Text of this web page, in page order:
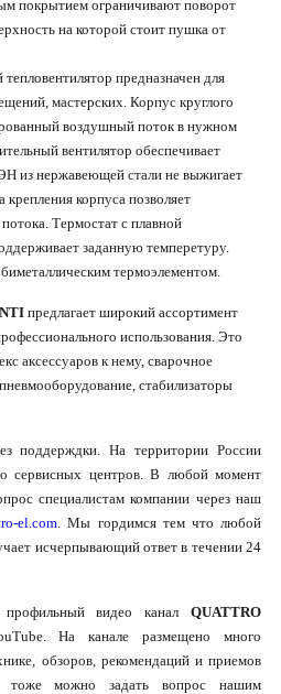
покрытием ограничивают поворот
на которой стоит пушка от
предназначен для
мастерских. Корпус круглого
воздушный поток в нужном
вентилятор обеспечивает
из нержавеющей стали не выжигает
корпуса позволяет
Термостат с плавной
заданную темперетуру.
термоэлементом.
предлагает широкий ассортимент
использования. Это
аксессуаров к нему, сварочное
стабилизаторы
поддерждки. На территории России
сервисных центров. В любой момент
специалистам компании через наш
el.com. Мы гордимся тем что любой
исчерпывающий ответ в течении 24
видео канал QUATTRO
На канале размещено много
обзоров, рекомендаций и приемов
тоже можно задать вопрос нашим